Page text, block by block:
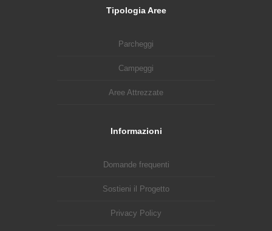
Tipologia Aree
Parcheggi
Campeggi
Aree Attrezzate
Informazioni
Domande frequenti
Sostieni il Progetto
Privacy Policy